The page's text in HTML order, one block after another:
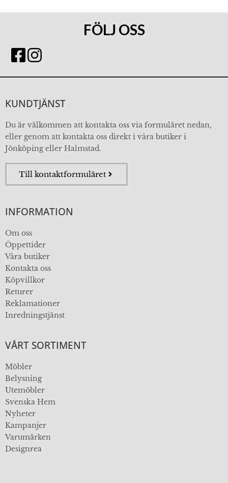
FÖLJ OSS
KUNDTJÄNST
Du är välkommen att kontakta oss via formuläret nedan,
eller genom att kontakta oss direkt i våra butiker i
Jönköping eller Halmstad.
Till kontaktformuläret
INFORMATION
Om oss
Öppettider
Våra butiker
Kontakta oss
Köpvillkor
Returer
Reklamationer
Inredningstjänst
VÅRT SORTIMENT
Möbler
Belysning
Utemöbler
Svenska Hem
Nyheter
Kampanjer
Varumärken
Designrea